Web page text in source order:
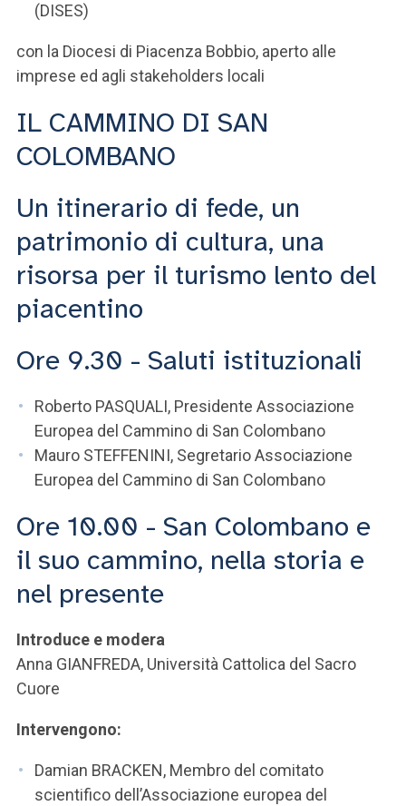
(DISES)
con la Diocesi di Piacenza Bobbio, aperto alle
imprese ed agli stakeholders locali
IL CAMMINO DI SAN
COLOMBANO
Un itinerario di fede, un
patrimonio di cultura, una
risorsa per il turismo lento del
piacentino
Ore 9.30 - Saluti istituzionali
Roberto PASQUALI, Presidente Associazione
Europea del Cammino di San Colombano
Mauro STEFFENINI, Segretario Associazione
Europea del Cammino di San Colombano
Ore 10.00 - San Colombano e
il suo cammino, nella storia e
nel presente
Introduce e modera
Anna GIANFREDA, Università Cattolica del Sacro
Cuore
Intervengono:
Damian BRACKEN, Membro del comitato
scientifico dell’Associazione europea del